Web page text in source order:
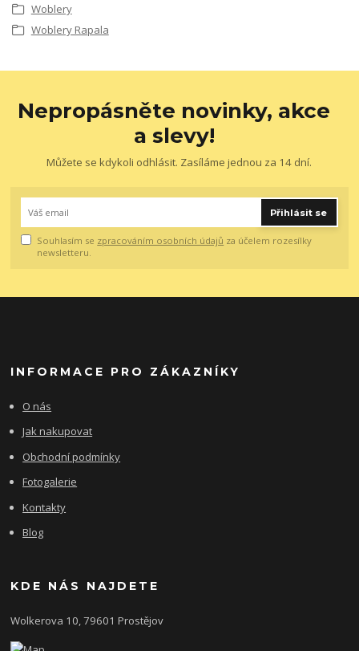
Woblery
Woblery Rapala
Nepropásněte novinky, akce
a slevy!
Můžete se kdykoli odhlásit. Zasíláme jednou za 14 dní.
Přihlásit se
Souhlasím se zpracováním osobních údajů za účelem rozesílky
newsletteru.
INFORMACE PRO ZÁKAZNÍKY
O nás
Jak nakupovat
Obchodní podmínky
Fotogalerie
Kontakty
Blog
KDE NÁS NAJDETE
Wolkerova 10, 79601 Prostějov